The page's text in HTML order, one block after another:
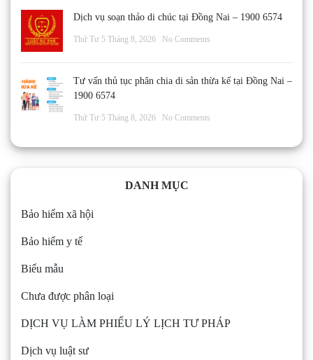
Dịch vụ soạn thảo di chúc tại Đồng Nai – 1900 6574
Thứ Tư 5 Tháng 8, 2026 No Comments
Tư vấn thủ tục phân chia di sản thừa kế tại Đồng Nai –
1900 6574
Thứ Tư 5 Tháng 8, 2026 No Comments
DANH MỤC
Bảo hiểm xã hội
Bảo hiểm y tế
Biểu mẫu
Chưa được phân loại
DỊCH VỤ LÀM PHIẾU LÝ LỊCH TƯ PHÁP
Dịch vụ luật sư